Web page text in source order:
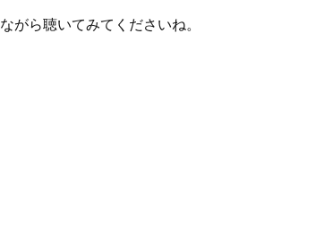
がら聴いてみてくださいね。